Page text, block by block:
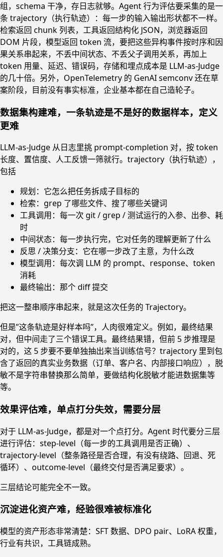
组，schema 干净，存日志就够。Agent 行为评估要采集的是一
条 trajectory（执行轨迹）：每一步的输入输出形状都不一样。
检索返回 chunk 列表，工具返回结构化 JSON，浏览器返回
DOM 片段，模型返回 token 流，要把这些异构事件按时序和因
果关系串起来，不丢中间状态、不丢父子调用关系，再加上
token 用量、延迟、错误码，存储和埋点成本是 LLM-as-Judge
的几十倍。另外，OpenTelemetry 的 GenAI semconv 还在草
案阶段，目前没有事实标准，企业基本都在自己造轮子。
数据集构建难，一条轨迹是不是好的数据样本，定义
更难
LLM-as-Judge 从日志里挑 prompt-completion 对，按 token
长度、置信度、人工反馈一筛就行。trajectory（执行轨迹），
包括
规划：它怎么把任务拆成子目标的
检索：grep 了哪些文件、搜了哪些关键词
工具调用：每一次 git / grep / 测试运行的入参、出参、耗
时
中间状态：每一步执行完，它对任务的理解更新了什么
反思 / 决策分支：它在哪一步改了主意，为什么改
模型调用：每次调 LLM 的 prompt、response、token
消耗
最终输出：那个 diff 提交
把这一整串顺序串起来，就是这次任务的 Trajectory。
但是”这条轨迹是好样本吗”，人肉很难定义。例如，最终结果
对，但中间走了三个错误工具。最终结果错，但前 5 步推理是
对的，这 5 步要不要单独抽出来当训练信号？trajectory 里到包
含了返回的真实业务数据（订单、客户名、内部接口响应），脱
敏不是字符串替换那么简单，要做结构化脱敏才能进数据集等
等。
效果评估难，单点打分失效，需要分层
对于 LLM-as-Judge，都是对一个点打分。Agent 时代要分三层
进行评估：step-level（每一步的工具调用是否正确）、
trajectory-level（整条路径是否合理，有没有绕路、回退、死
循环）、outcome-level（最终交付是否满足要求）。
三层结论可能完全不一致。
沉淀进化资产难，经验很难被标准化
模型的资产形态非常清楚：SFT 数据、DPO pair、LoRA 权重，
行业有共识，工具链成熟。